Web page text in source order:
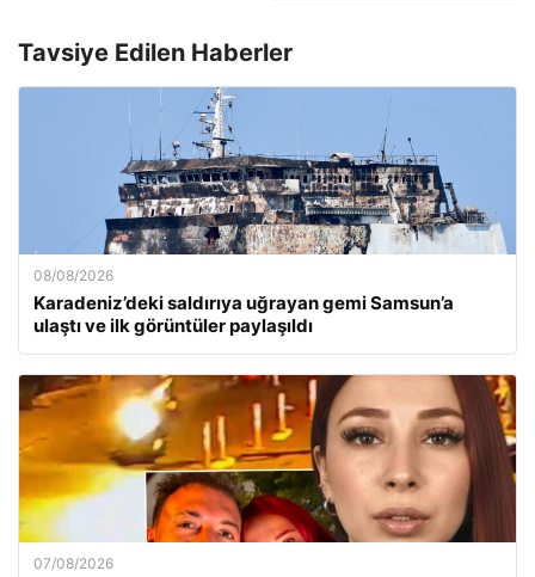
Tavsiye Edilen Haberler
08/08/2026
Karadeniz’deki saldırıya uğrayan gemi Samsun’a
ulaştı ve ilk görüntüler paylaşıldı
07/08/2026